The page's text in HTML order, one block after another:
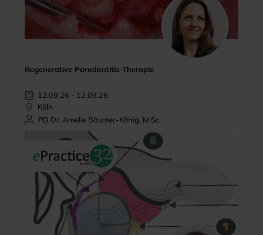
Regenerative Parodontitis-Therapie
12.09.26 - 12.09.26
Köln
PD Dr. Amelie Bäumer-König, M.Sc.